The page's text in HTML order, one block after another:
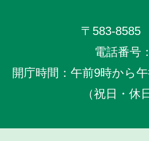
〒583-8585
電話番号：
開庁時間：午前9時から
（祝日・